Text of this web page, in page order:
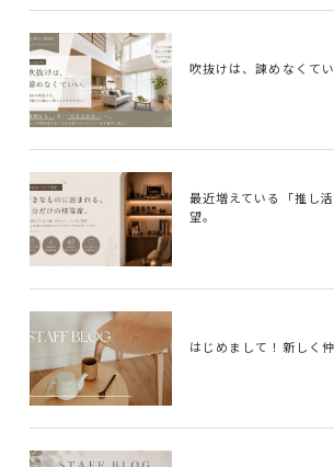
吹抜けは、諫めなくてい
最近増えている「推し
望。
はじめまして！新しく